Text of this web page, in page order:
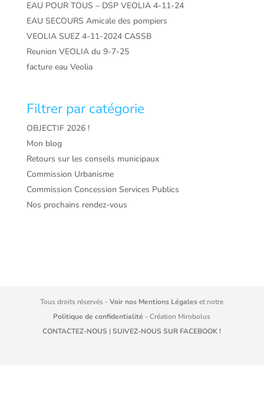
EAU POUR TOUS – DSP VEOLIA 4-11-24
EAU SECOURS Amicale des pompiers
VEOLIA SUEZ 4-11-2024 CASSB
Reunion VEOLIA du 9-7-25
facture eau Veolia
Filtrer par catégorie
OBJECTIF 2026 !
Mon blog
Retours sur les conseils municipaux
Commission Urbanisme
Commission Concession Services Publics
Nos prochains rendez-vous
Tous droits réservés -Voir nos Mentions Légaleset notre
Politique de confidentialité - Création Mirobolus
CONTACTEZ-NOUS |SUIVEZ-NOUS SUR FACEBOOK !